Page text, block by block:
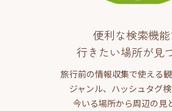
便利な検索機
行きたい場所が見
旅行前の情報収集で使える観
ジャンル、ハッシュタグ検
今いる場所から周辺の見